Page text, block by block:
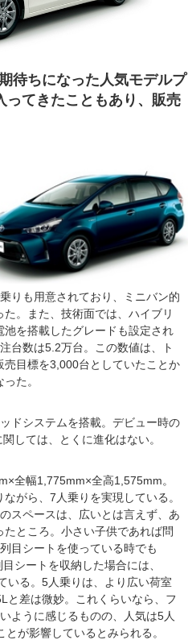
待ちになった人気モデルプ
ってきたこともあり、販売
りも用意されており、ミニバン的
。また、技術面では、ハイブリ
を搭載したグレードも設定され
台数は5.2万台。この数値は、ト
売目標を3,000台としていたことか
た。
ドシステムを搭載。デビュー時の
しては、とくに進化はない。
全幅1,775mm×全高1,575mm。
がら、7人乗りを実現している。
スペースは、広いとは言えず、あ
ところ。小さい子供であれば問
目シートを使っている時でも
シートを収納した場合には、
いる。5人乗りは、より広い荷室
と差は微妙。これくらいなら、フ
ように感じるものの、人気は5人
が影響しているとみられる。